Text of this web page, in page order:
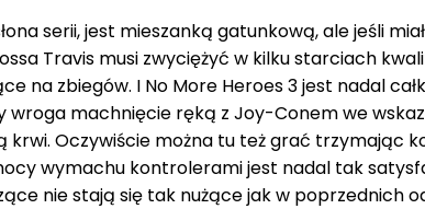
serii, jest mieszanką gatunkową, ale jeśli
Travis musi zwyciężyć w kilku starciach
na zbiegów. I No More Heroes 3 jest nadal
wroga machnięcie ręką z Joy-Conem we
krwi. Oczywiście można tu też grać
wymachu kontrolerami jest nadal tak
nie stają się tak nużące jak w poprzednich